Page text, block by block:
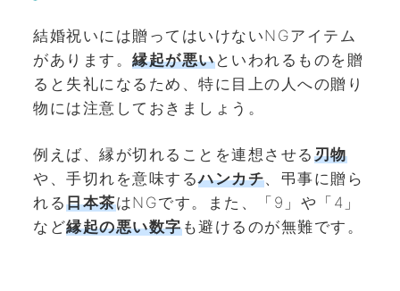
結婚祝いには贈ってはいけないNGアイテム
があります。 縁起が悪いといわれるものを贈
ると失礼になるため、特に目上の人への贈り
物には注意しておきましょう。
例えば、縁が切れることを連想させる 刃物
や、手切れを意味するハンカチ、弔事に贈ら
れる日本茶はNGです。また、「9」や「4」
など縁起の悪い数字も避けるのが無難です。